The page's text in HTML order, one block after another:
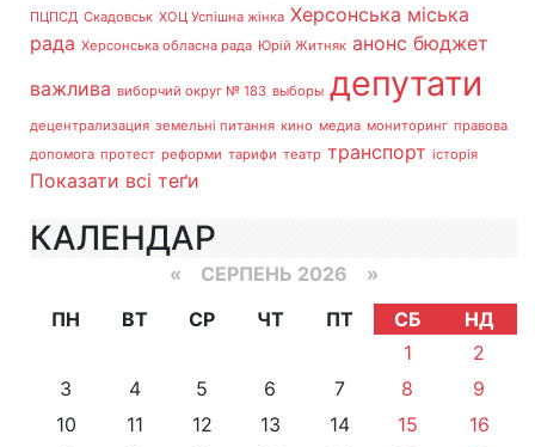
ПЦПСД Скадовськ ХОЦ Успішна жінка Херсонська міська
рада Херсонська обласна рада Юрій Житняк анонс бюджет
важлива виборчий округ № 183 выборы депутати
децентрализация земельні питання кино медиа мониторинг правова
допомога протест реформи тарифи театр транспорт історія
Показати всі теґи
КАЛЕНДАР
« СЕРПЕНЬ 2026 »
ПН
ВТ СР ЧТ ПТ СБ
НД
1
2
3
4 5 6 7 8
9
10
11 12 13 14 15
16